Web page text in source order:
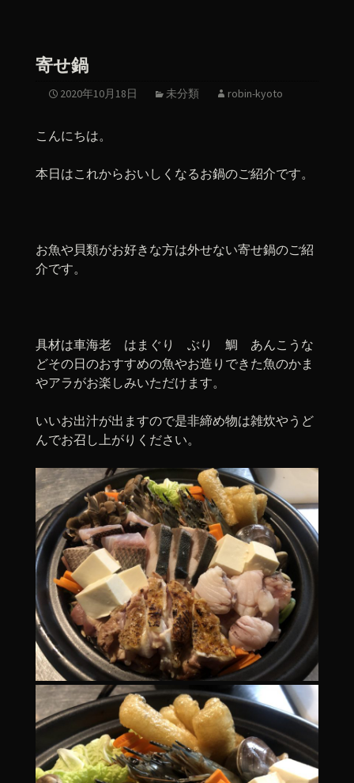
寄せ鍋
2020年10月18日 未分類 robin-kyoto
こんにちは。
本日はこれからおいしくなるお鍋のご紹介です。
お魚や貝類がお好きな方は外せない寄せ鍋のご紹
介です。
具材は車海老 はまぐり ぶり 鯛 あんこうな
どその日のおすすめの魚やお造りできた魚のかま
やアラがお楽しみいただけます。
いいお出汁が出ますので是非締め物は雑炊やうど
んでお召し上がりください。